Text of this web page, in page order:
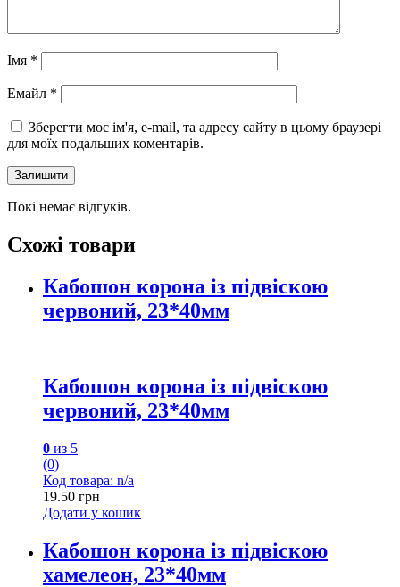
Імя *
Eмайл *
Зберегти моє ім'я, e-mail, та адресу сайту в цьому браузері
для моїх подальших коментарів.
Покі немає відгуків.
Схожі товари
Кабошон корона із підвіскою
червоний, 23*40мм
Кабошон корона із підвіскою
червоний, 23*40мм
0 из 5
(0)
Код товара: n/a
19.50 грн
Додати у кошик
Кабошон корона із підвіскою
хамелеон, 23*40мм